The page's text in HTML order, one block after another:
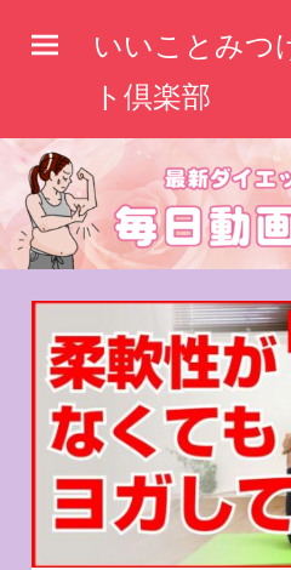
ス
キ
いいことみつ
ト倶楽部